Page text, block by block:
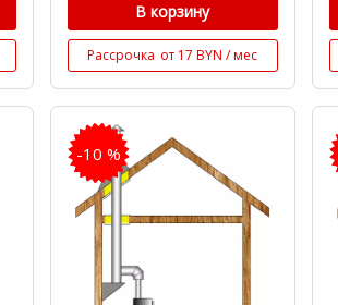
В корзину
Рассрочка от 17 BYN / мес
-10 %